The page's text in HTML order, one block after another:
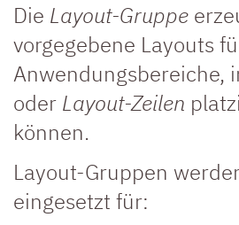
Die Layout-Gruppe
vorgegebene Layouts
Anwendungsbereiche,
oder Layout-Zeilen
können.
Layout-Gruppen
eingesetzt für: